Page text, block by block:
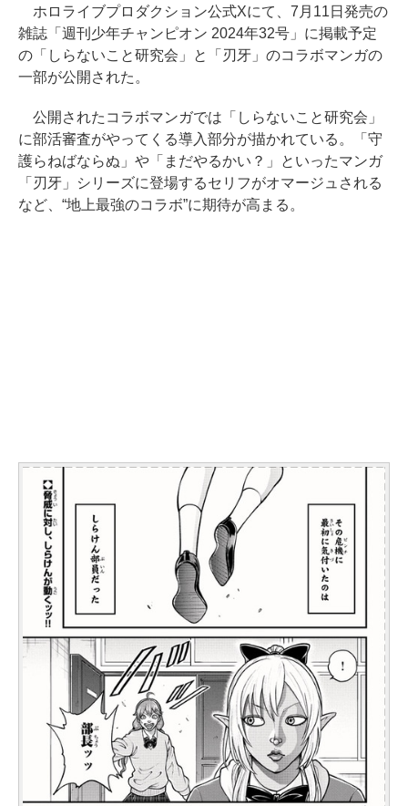
ホロライブプロダクション公式Xにて、7月11日発売の
雑誌「週刊少年チャンピオン 2024年32号」に掲載予定
の「しらないこと研究会」と「刃牙」のコラボマンガの
一部が公開された。
公開されたコラボマンガでは「しらないこと研究会」
に部活審査がやってくる導入部分が描かれている。「守
護らねばならぬ」や「まだやるかい？」といったマンガ
「刃牙」シリーズに登場するセリフがオマージュされる
など、“地上最強のコラボ”に期待が高まる。